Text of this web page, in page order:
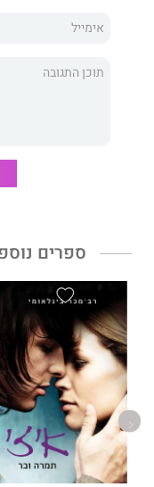
העל-היסטורית ושפתו
ספרים